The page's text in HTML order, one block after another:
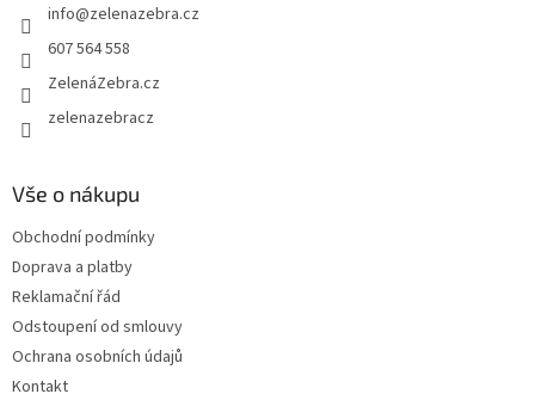
info@zelenazebra.cz
607 564 558
ZelenáZebra.cz
zelenazebracz
Vše o nákupu
Obchodní podmínky
Doprava a platby
Reklamační řád
Odstoupení od smlouvy
Ochrana osobních údajů
Kontakt